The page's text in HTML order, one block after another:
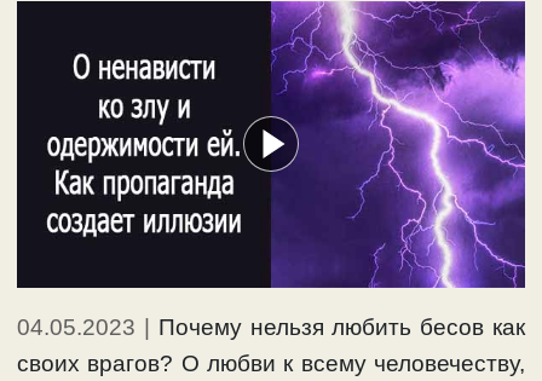
04.05.2023
Почему нельзя любить бесов как
своих врагов? О любви к всему человечеству,